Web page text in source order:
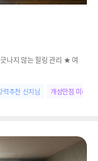
나지 않는 힐링 관리 ★ 여
력추천 신지님 개성만점 미라님